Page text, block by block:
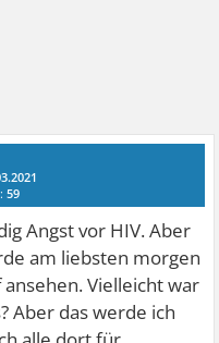
59
Angst vor HIV. Aber
am liebsten morgen
Vielleicht war
Aber das werde ich